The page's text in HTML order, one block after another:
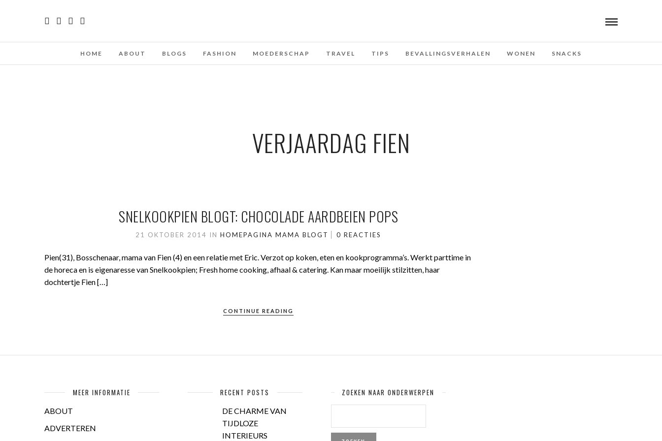
HOME ABOUT BLOGS FASHION MOEDERSCHAP TRAVEL TIPS BEVALLINGSVERHALEN WONEN SNACKS
VERJAARDAG FIEN
SNELKOOKPIEN BLOGT: CHOCOLADE AARDBEIEN POPS
21 OKTOBER 2014 INHOMEPAGINA MAMA BLOGT 0 REACTIES
Pien(31), Bosschenaar, mama van Fien (4) en een relatie met Eric. Verzot op koken, eten en kookprogramma’s. Werkt parttime in
de horeca en is eigenaresse van Snelkookpien; Fresh home cooking, afhaal & catering. Kan maar moeilijk stilzitten, haar
dochtertje Fien […]
CONTINUE READING
MEER INFORMATIE
ABOUT
ADVERTEREN
RECENT POSTS
DE CHARME VAN
TIJDLOZE
INTERIEURS
ZOEKEN NAAR ONDERWERPEN